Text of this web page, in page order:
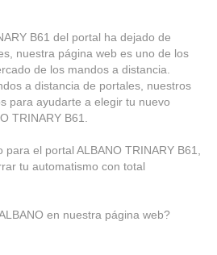
B61 del portal ha dejado de
nuestra página web es uno de los
de los mandos a distancia.
a distancia de portales, nuestros
para ayudarte a elegir tu nuevo
TRINARY B61.
el portal ALBANO TRINARY B61,
tu automatismo con total
en nuestra página web?